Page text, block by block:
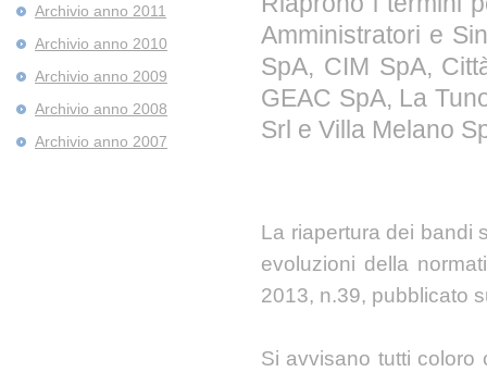
Archivio anno 2011
Archivio anno 2010
Archivio anno 2009
Archivio anno 2008
Archivio anno 2007
Amministratori e
SpA, CIM SpA,
GEAC SpA, La
Srl e Villa Melano
La riapertura dei bandi
evoluzioni della
2013, n.39, pubblicato
Si avvisano tutti coloro